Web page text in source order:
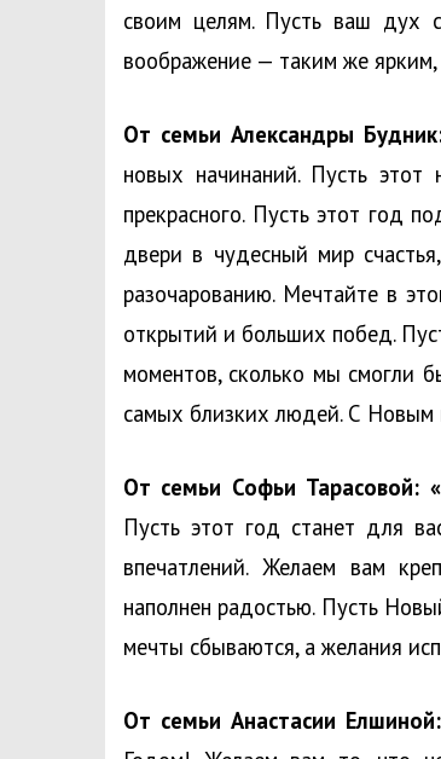
своим целям. Пусть ваш дух
воображение — таким же
От семьи Александры
новых начинаний. Пусть этот
прекрасного. Пусть этот год
двери в чудесный мир
разочарованию. Мечтайте в
открытий и больших побед.
моментов, сколько мы смогли
самых близких людей. С Новым
От семьи Софьи Тарасовой: «
Пусть этот год станет для
впечатлений. Желаем вам
наполнен радостью. Пусть
мечты сбываются, а желания
От семьи Анастасии